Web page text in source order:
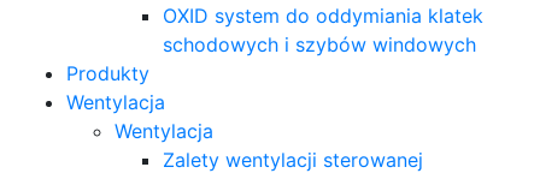
OXID system do oddymiania klatek
schodowych i szybów windowych
Produkty
Wentylacja
Wentylacja
Zalety wentylacji sterowanej